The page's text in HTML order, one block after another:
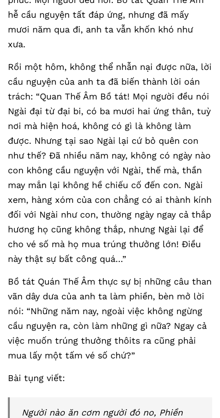
hễ cầu nguyện tất đáp ứng, nhưng đã mấy
mươi năm qua đi, anh ta vẫn khốn khó như
xưa.
Rồi một hôm, không thể nhẫn nại được nữa, lời
cầu nguyện của anh ta đã biến thành lời oán
trách: “Quan Thế Âm Bồ tát! Mọi người đều nói
Ngài đại từ đại bi, có ba mươi hai ứng thân, tuỳ
nơi mà hiện hoá, không có gì là không làm
được. Nhưng tại sao Ngài lại cứ bỏ quên con
như thế? Đã nhiều năm nay, không có ngày nào
con không cầu nguyện với Ngài, thế mà, thần
may mắn lại không hề chiếu cố đến con. Ngài
xem, hàng xóm của con chẳng có ai thành kính
đối với Ngài như con, thường ngày ngay cả thắp
hương họ cũng không thắp, nhưng Ngài lại để
cho vé số mà họ mua trúng thưởng lớn! Điều
này thật sự bất công quá…”
Bồ tát Quán Thế Âm thực sự bị những câu than
vãn dây dưa của anh ta làm phiền, bèn mở lời
nói: “Những năm nay, ngoài việc không ngừng
cầu nguyện ra, còn làm những gì nữa? Ngay cả
việc muốn trúng thưởng thôits ra cũng phải
mua lấy một tấm vé số chứ?”
Bài tụng viết:
Người nào ăn cơm người đó no, Phiền